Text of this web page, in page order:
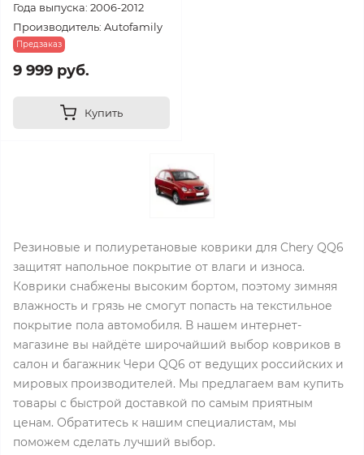
Года выпуска: 2006-2012
Производитель: Autofamily
Предзаказ
9 999 руб.
Купить
Резиновые и полиуретановые коврики для Chery QQ6
защитят напольное покрытие от влаги и износа.
Коврики снабжены высоким бортом, поэтому зимняя
влажность и грязь не смогут попасть на текстильное
покрытие пола автомобиля. В нашем интернет-
магазине вы найдёте широчайший выбор ковриков в
салон и багажник Чери QQ6 от ведущих российских и
мировых производителей. Мы предлагаем вам купить
товары с быстрой доставкой по самым приятным
ценам. Обратитесь к нашим специалистам, мы
поможем сделать лучший выбор.